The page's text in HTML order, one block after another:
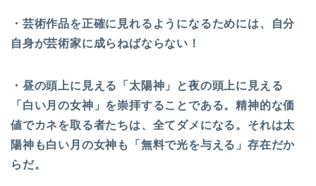
・芸術作品を正確に見れるようになるためには、自分
自身が芸術家に成らねばならない！
・昼の頭上に見える「太陽神」と夜の頭上に見える
「白い月の女神」を崇拝することである。精神的な価
値でカネを取る者たちは、全てダメになる。それは太
陽神も白い月の女神も「無料で光を与える」存在だか
らだ。